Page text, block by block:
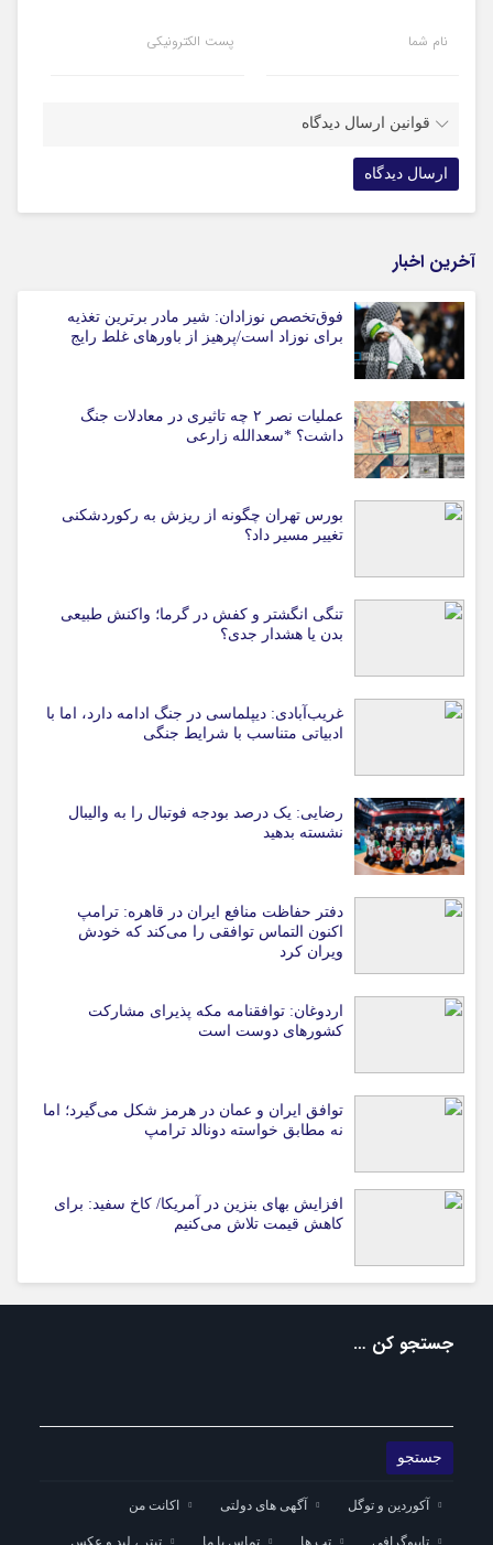
نام شما پست الکترونیکی
قوانین ارسال دیدگاه
آخرین اخبار
فوق‌تخصص نوزادان: شیر مادر برترین تغذیه
برای نوزاد است/پرهیز از باورهای غلط رایج
عملیات نصر ۲ چه تاثیری در معادلات جنگ
داشت؟ *سعدالله زارعی
بورس تهران چگونه از ریزش به رکوردشکنی
تغییر مسیر داد؟
تنگی انگشتر و کفش در گرما؛ واکنش طبیعی
بدن یا هشدار جدی؟
غریب‌آبادی: دیپلماسی در جنگ ادامه دارد، اما با
ادبیاتی متناسب با شرایط جنگی
رضایی: یک درصد بودجه فوتبال را به والیبال
نشسته بدهید
دفتر حفاظت منافع ایران در قاهره: ترامپ
اکنون التماس توافقی را می‌کند که خودش
ویران کرد
اردوغان: توافقنامه مکه پذیرای مشارکت
کشورهای دوست است
توافق ایران و عمان در هرمز شکل می‌گیرد؛ اما
نه مطابق خواسته دونالد ترامپ
افزایش بهای بنزین در آمریکا/ کاخ سفید: برای
کاهش قیمت تلاش می‌کنیم
جستجو کن …
آکوردین و توگل آگهی های دولتی اکانت من
تایپوگرافی تب ها تماس با ما تیتر ، لید و عکس